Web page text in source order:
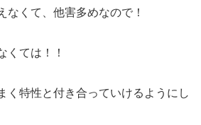
なくて、他害多めなので！
くては！！
く特性と付き合っていけるようにし